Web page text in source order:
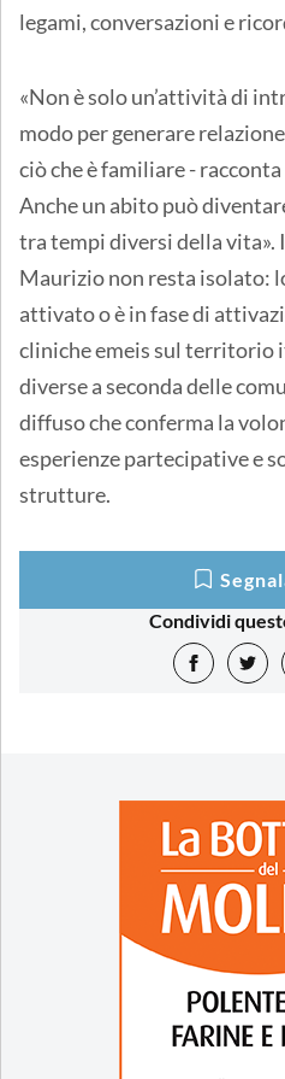
legami, conversazioni e
«Non è solo un’attività di
modo per generare
ciò che è familiare -
Anche un abito può
tra tempi diversi della vita».
Maurizio non resta isolato:
attivato o è in fase di
cliniche emeis sul territorio
diverse a seconda delle
diffuso che conferma la
esperienze partecipative e
strutture.
Condividi